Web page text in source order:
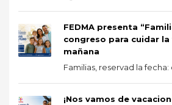
FEDMA presenta
congreso para cuidar la
mañana
Familias, reservad la fecha:
¡Nos vamos de